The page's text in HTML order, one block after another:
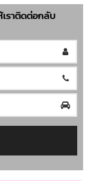
เราติดต่อกลับ